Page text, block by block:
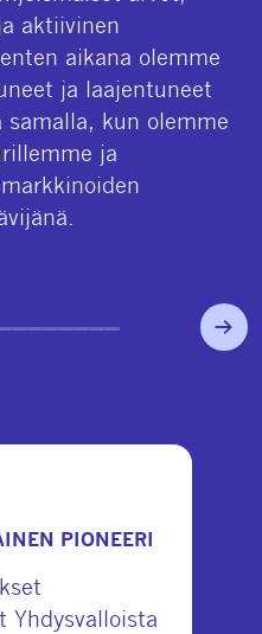
aktiivinen
aikana olemme
ja laajentuneet
kun olemme
ja
PIONEERI
Yhdysvalloista